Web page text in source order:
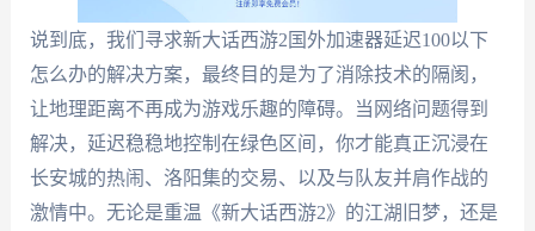
说到底，我们寻求新大话西游2国外加速器延迟100以下
怎么办的解决方案，最终目的是为了消除技术的隔阂，
让地理距离不再成为游戏乐趣的障碍。当网络问题得到
解决，延迟稳稳地控制在绿色区间，你才能真正沉浸在
长安城的热闹、洛阳集的交易、以及与队友并肩作战的
激情中。无论是重温《新大话西游2》的江湖旧梦，还是